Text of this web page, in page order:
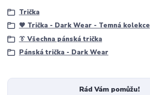
Trička
🖤 Trička - Dark Wear - Temná kolekce
👔 Všechna pánská trička
Pánská trička - Dark Wear
Rád Vám pomůžu!